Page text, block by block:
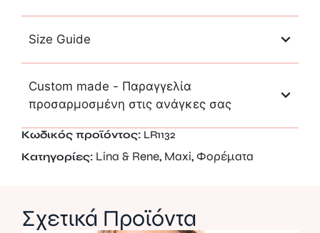
Size Guide
Custom made - Παραγγελία
προσαρμοσμένη στις ανάγκες σας
Κωδικός προϊόντος: LR1132
Κατηγορίες: Lina & Rene, Maxi, Φορέματα
Σχετικά Προϊόντα